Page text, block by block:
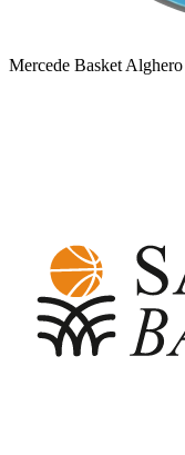
Mercede Basket Alghero